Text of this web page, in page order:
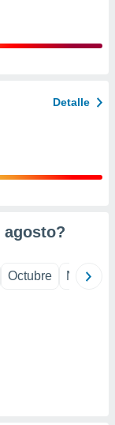
Detalle
agosto?
Octubre